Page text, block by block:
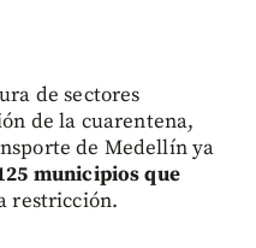
de sectores
de la cuarentena,
de Medellín ya
municipiosque
restricción.